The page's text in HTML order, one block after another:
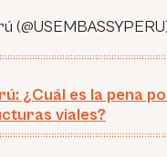
¿Cuál es la pena
viales?